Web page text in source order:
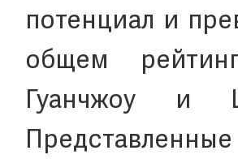
потенциал и
общем
Гуанчжоу и